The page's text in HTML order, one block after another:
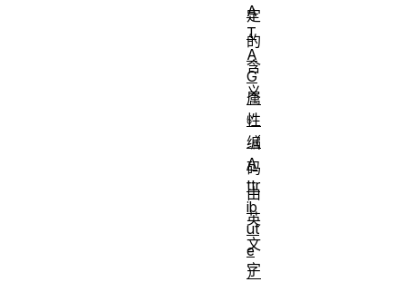
定
的
含
义
。
编
码
由
英
文
字
A
T
A
G
属
性
（
A
ttr
ib
ut
e
）